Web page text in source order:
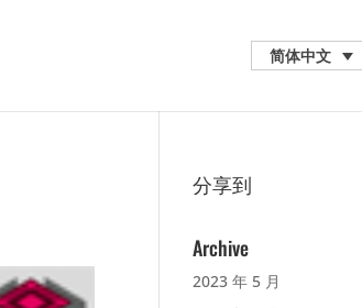
简体中文
分享到
Archive
2023 年 5 月